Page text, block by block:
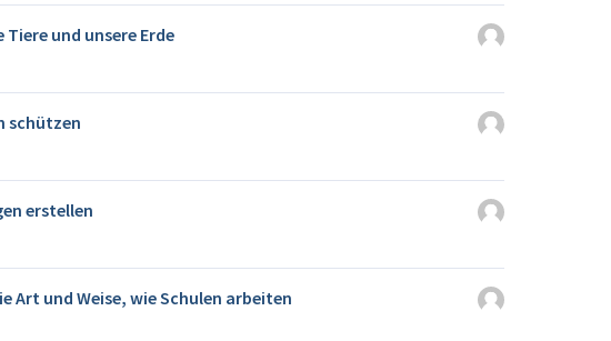
Tiere und unsere Erde
schützen
erstellen
Art und Weise, wie Schulen arbeiten